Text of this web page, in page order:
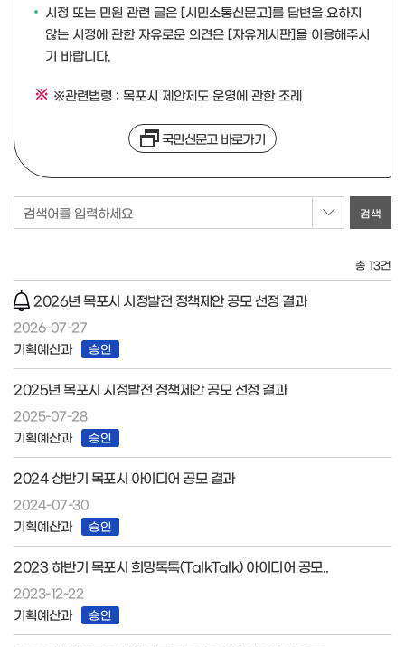
시정 또는 민원 관련 글은 [시민소통신문고]를 답변을 요하지
않는 시정에 관한 자유로운 의견은 [자유게시판]을 이용해주시
기 바랍니다.
※관련법령 : 목포시 제안제도 운영에 관한 조례
국민신문고 바로가기
검색어를 입력하세요
총 13건
2026년 목포시 시정발전 정책제안 공모 선정 결과
2026-07-27
기획예산과
승인
2025년 목포시 시정발전 정책제안 공모 선정 결과
2025-07-28
기획예산과
승인
2024 상반기 목포시 아이디어 공모 결과
2024-07-30
기획예산과
승인
2023 하반기 목포시 희망톡톡(TalkTalk) 아이디어 공모..
2023-12-22
기획예산과
승인